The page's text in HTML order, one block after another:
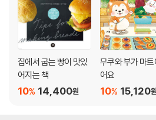
집에서 굽는 빵이 맛있
어지는 책
14,400원
10%
무쿠와 부가 마트
어요
15,120원
10%